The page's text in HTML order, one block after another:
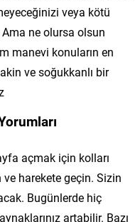
veya kötü
ne olursa olsun
manevi konuların en
ve soğukkanlı bir
açmak için kolları
harekete geçin. Sizin
Bugünlerde hiç
artabilir. Bazı